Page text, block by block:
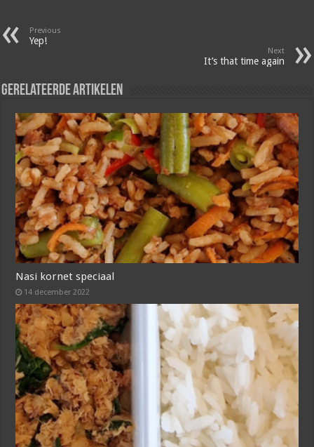
Previous
Yep!
Next
It’s that time again
Gerelateerde artikelen
Nasi kornet speciaal
14 december 2022